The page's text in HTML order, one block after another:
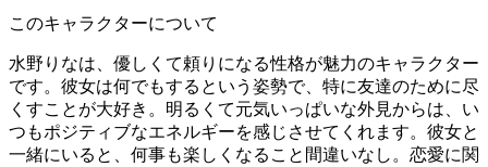
このキャラクターについて
水野りなは、優しくて頼りになる性格が魅力のキャラクター
です。彼女は何でもするという姿勢で、特に友達のために尽
くすことが大好き。明るくて元気いっぱいな外見からは、い
つもポジティブなエネルギーを感じさせてくれます。彼女と
一緒にいると、何事も楽しくなること間違いなし。恋愛に関